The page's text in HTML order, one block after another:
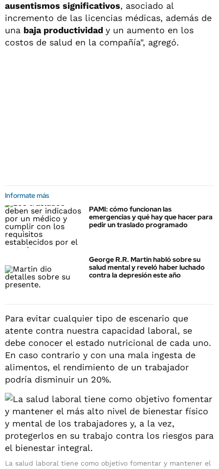
ausentismos significativos, asociado al
incremento de las licencias médicas, además de
una baja productividad y un aumento en los
costos de salud en la compañía", agregó.
Informate más
PAMI: cómo funcionan las
emergencias y qué hay que hacer para
pedir un traslado programado
George R.R. Martin habló sobre su
salud mental y reveló haber luchado
contra la depresión este año
Para evitar cualquier tipo de escenario que
atente contra nuestra capacidad laboral, se
debe conocer el estado nutricional de cada uno.
En caso contrario y con una mala ingesta de
alimentos, el rendimiento de un trabajador
podría disminuir un 20%.
La salud laboral tiene como objetivo fomentar y mantener el